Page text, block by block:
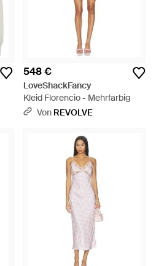
548 €
LoveShackFancy
Kleid Florencio - Mehrfarbig
Von REVOLVE